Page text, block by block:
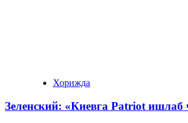
Хорижда
Зеленский: «Киевга Patriot